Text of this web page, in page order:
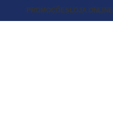
PROMOÇÕES LOJA ONLINE